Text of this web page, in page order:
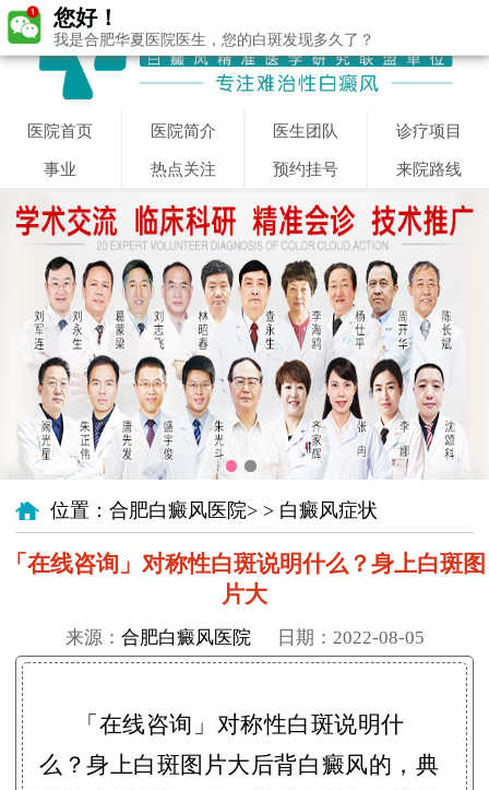
医院首页 医院简介 医生团队 诊疗项目
事业 热点关注 预约挂号 来院路线
位置：合肥白癜风医院> > 白癜风症状
「在线咨询」对称性白斑说明什么？身上白斑图
片大
来源： 合肥白癜风医院日期：2022-08-05
「在线咨询」对称性白斑说明什
么？身上白斑图片大后背白癜风的，典
您好！
我是合肥华夏医院医生，您的白斑发现多久了？